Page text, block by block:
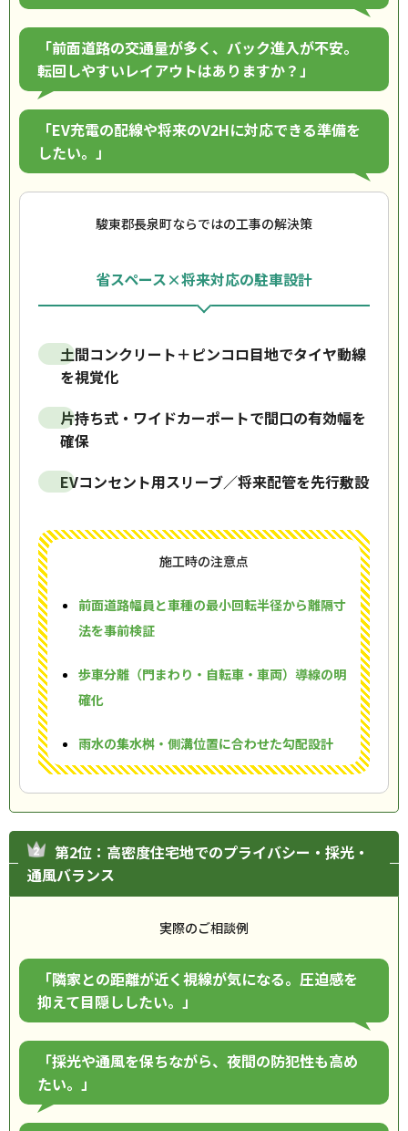
「前面道路の交通量が多く、バック進入が不安。
転回しやすいレイアウトはありますか？」
「EV充電の配線や将来のV2Hに対応できる準備を
したい。」
駿東郡長泉町ならではの工事の解決策
省スペース×将来対応の駐車設計
土間コンクリート＋ピンコロ目地でタイヤ動線
を視覚化
片持ち式・ワイドカーポートで間口の有効幅を
確保
EVコンセント用スリーブ／将来配管を先行敷設
施工時の注意点
前面道路幅員と車種の最小回転半径から離隔寸
法を事前検証
歩車分離（門まわり・自転車・車両）導線の明
確化
雨水の集水桝・側溝位置に合わせた勾配設計
第2位：高密度住宅地でのプライバシー・採光・
通風バランス
実際のご相談例
「隣家との距離が近く視線が気になる。圧迫感を
抑えて目隠ししたい。」
「採光や通風を保ちながら、夜間の防犯性も高め
たい。」